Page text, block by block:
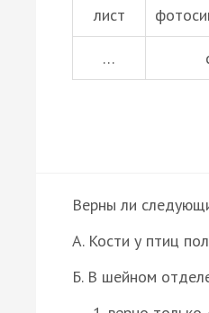
лист
…
Верны ли
А. Кости у птиц
Б. В шейном